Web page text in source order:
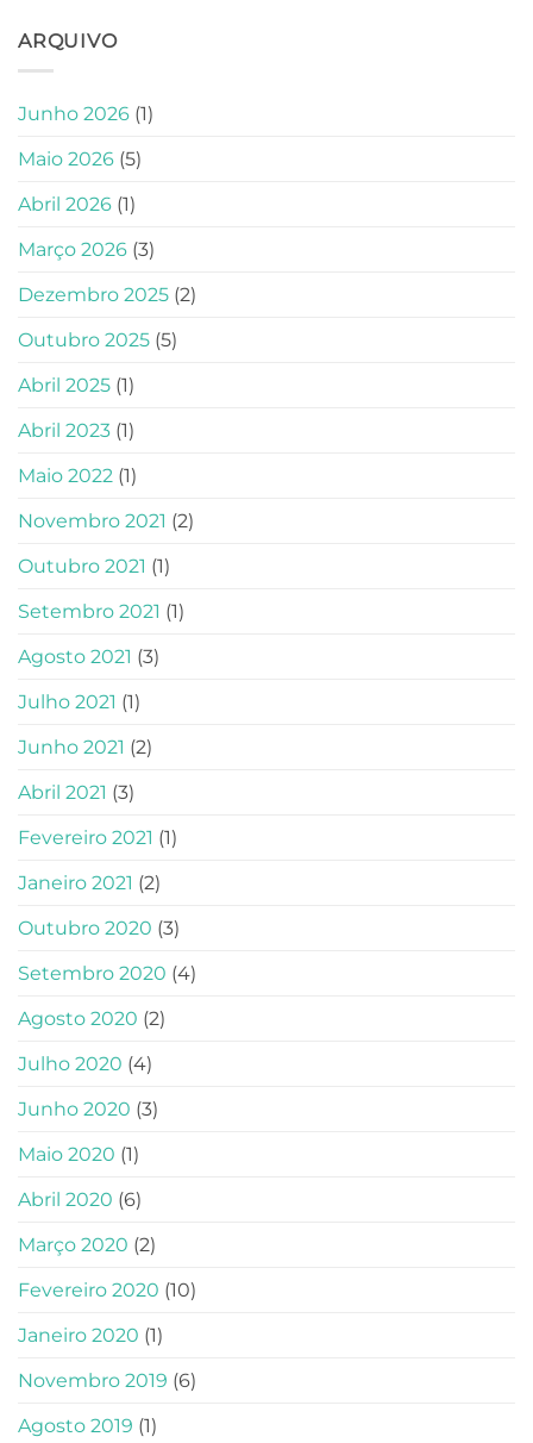
ARQUIVO
Junho 2026 (1)
Maio 2026 (5)
Abril 2026 (1)
Março 2026 (3)
Dezembro 2025 (2)
Outubro 2025 (5)
Abril 2025 (1)
Abril 2023 (1)
Maio 2022 (1)
Novembro 2021 (2)
Outubro 2021 (1)
Setembro 2021 (1)
Agosto 2021 (3)
Julho 2021 (1)
Junho 2021 (2)
Abril 2021 (3)
Fevereiro 2021 (1)
Janeiro 2021 (2)
Outubro 2020 (3)
Setembro 2020 (4)
Agosto 2020 (2)
Julho 2020 (4)
Junho 2020 (3)
Maio 2020 (1)
Abril 2020 (6)
Março 2020 (2)
Fevereiro 2020 (10)
Janeiro 2020 (1)
Novembro 2019 (6)
Agosto 2019 (1)